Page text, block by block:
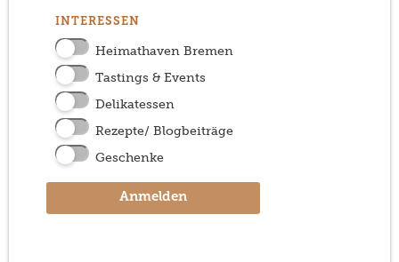
INTERESSEN
Heimathaven Bremen
Tastings & Events
Delikatessen
Rezepte/ Blogbeiträge
Geschenke
Anmelden